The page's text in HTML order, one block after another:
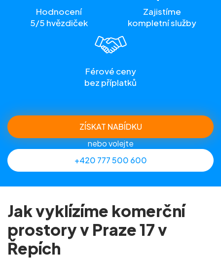
Hodnocení
5/5 hvězdiček
Zajistíme
kompletní služby
Férové ceny
bez příplatků
ZÍSKAT NABÍDKU
nebo volejte
+420 777 500 600
Jak vyklízíme komerční
prostory v Praze 17 v
Řepích